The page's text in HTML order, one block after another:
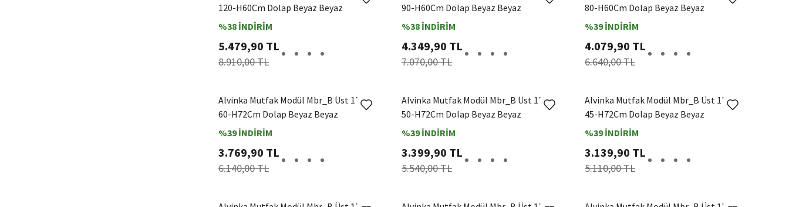
120-H60Cm Dolap Beyaz Beyaz
%38 İNDİRİM
5.479,90 TL
8.910,00 TL
90-H60Cm Dolap Beyaz Beyaz
%38 İNDİRİM
4.349,90 TL
7.070,00 TL
80-H60Cm Dolap Beyaz Beyaz
%39 İNDİRİM
4.079,90 TL
6.640,00 TL
Alvinka Mutfak Modül Mbr_B Üst 1Dk2R
60-H72Cm Dolap Beyaz Beyaz
%39 İNDİRİM
3.769,90 TL
6.140,00 TL
Alvinka Mutfak Modül Mbr_B Üst 1Dk2R
50-H72Cm Dolap Beyaz Beyaz
%39 İNDİRİM
3.399,90 TL
5.540,00 TL
Alvinka Mutfak Modül Mbr_B Üst 1Dk2R
45-H72Cm Dolap Beyaz Beyaz
%39 İNDİRİM
3.139,90 TL
5.110,00 TL